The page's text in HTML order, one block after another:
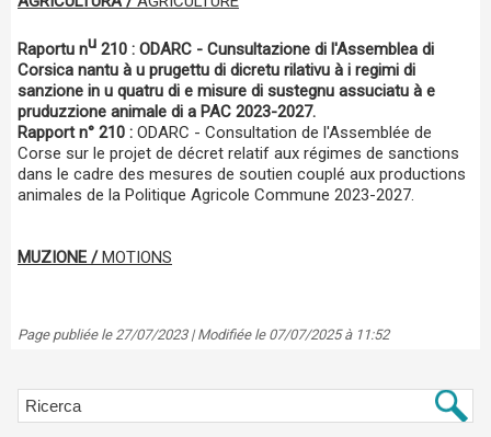
Raportu nu 210 : ODARC - Cunsultazione di l'Assemblea di
Corsica nantu à u prugettu di dicretu rilativu à i regimi di
sanzione in u quatru di e misure di sustegnu assuciatu à e
pruduzzione animale di a PAC 2023-2027.
Rapport n° 210 : ODARC - Consultation de l'Assemblée de
Corse sur le projet de décret relatif aux régimes de sanctions
dans le cadre des mesures de soutien couplé aux productions
animales de la Politique Agricole Commune 2023-2027.
MUZIONE /MOTIONS
Page publiée le 27/07/2023 | Modifiée le 07/07/2025 à 11:52